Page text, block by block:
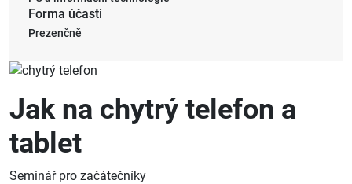
Jak na chytrý telefon a
tablet
Seminář pro začátečníky
Forma účasti
Prezenčně